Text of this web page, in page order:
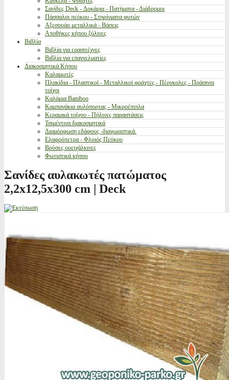
Σανίδες Deck - Δοκάρια - Πατήματα - Διάδρομοι
Πάσσαλοι πεύκου - Στηρίγματα φυτών
Αξεσουάρ μεταλλικά - Βάσεις
Αποθήκες κήπου ξύλινες
Βιβλία
Βιβλία για ερασιτέχνες
Βιβλία για επαγγελματίες
Διακοσμητικά Κήπου
Καλαμωτές
Πλακίδια - Πλαστικοί - Μεταλλικοί φράχτες - Πέργκολες - Πράσινοι
τοίχοι
Καλάμια Bamboo
Καμπανάκια αυλόπορτας - Μικροέπιπλα
Κεραμικά τοίχου - Πήλινες παραστάσεις
Τσιμέντινα διακοσμητικά
Διαμόρφωση εδάφους -διαχωριστικά.
Ελαφρόπετρα - Φλοιός Πεύκου
Βρύσες ορειχάλκινες
Φωτιστικά κήπου
Σανίδες αυλακωτές πατώματος
2,2x12,5x300 cm | Deck